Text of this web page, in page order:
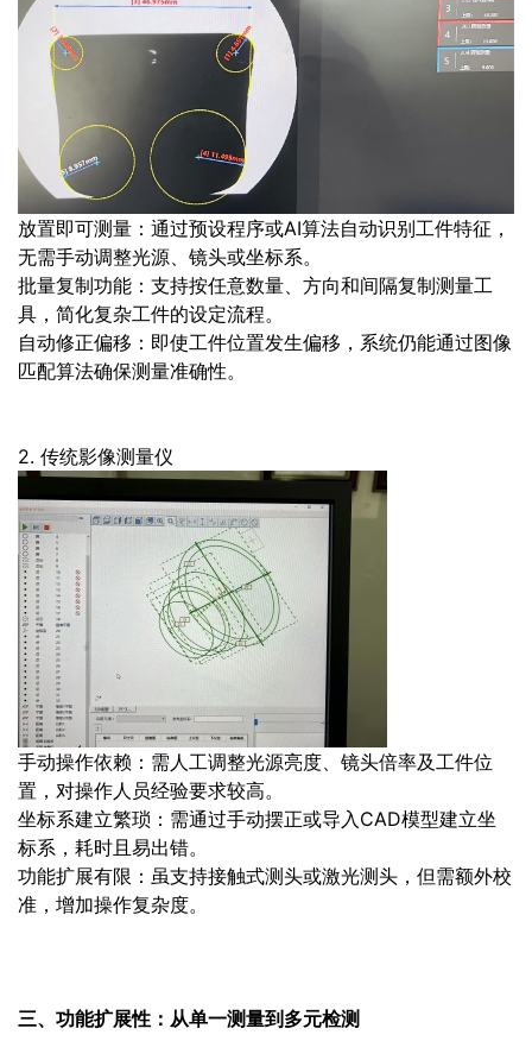
放置即可测量：通过预设程序或AI算法自动识别工件特征，
无需手动调整光源、镜头或坐标系。
批量复制功能：支持按任意数量、方向和间隔复制测量工
具，简化复杂工件的设定流程。
自动修正偏移：即使工件位置发生偏移，系统仍能通过图像
匹配算法确保测量准确性。
2. 传统影像测量仪
手动操作依赖：需人工调整光源亮度、镜头倍率及工件位
置，对操作人员经验要求较高。
坐标系建立繁琐：需通过手动摆正或导入CAD模型建立坐
标系，耗时且易出错。
功能扩展有限：虽支持接触式测头或激光测头，但需额外校
准，增加操作复杂度。
三、功能扩展性：从单一测量到多元检测